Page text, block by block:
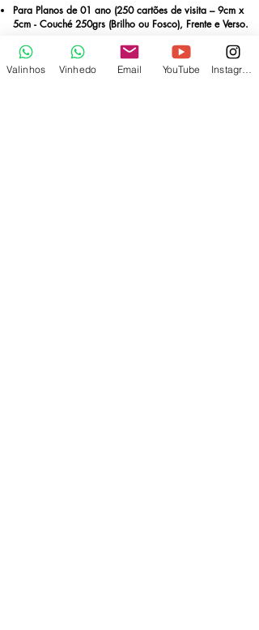
Para Planos de 01 ano (250 cartões de visita – 9cm x
5cm - Couché 250grs (Brilho ou Fosco), Frente e Verso.
Válido APENAS para novos contratos
Valinhos Vinhedo Email YouTube